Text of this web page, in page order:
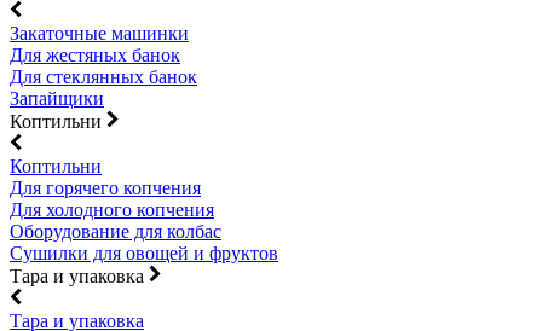
Закаточные машинки
Для жестяных банок
Для стеклянных банок
Запайщики
Коптильни
Коптильни
Для горячего копчения
Для холодного копчения
Оборудование для колбас
Сушилки для овощей и фруктов
Тара и упаковка
Тара и упаковка